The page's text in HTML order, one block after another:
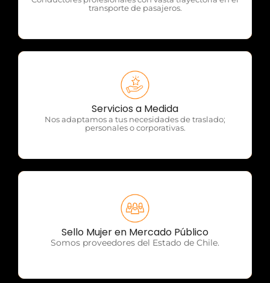
transporte de pasajeros.
Servicios a Medida
Nos adaptamos a tus necesidades de traslado;
personales o corporativas.
OTP Servicios
Sello Mujer en Mercado Público
Somos proveedores del Estado de Chile.
OTP Servicios